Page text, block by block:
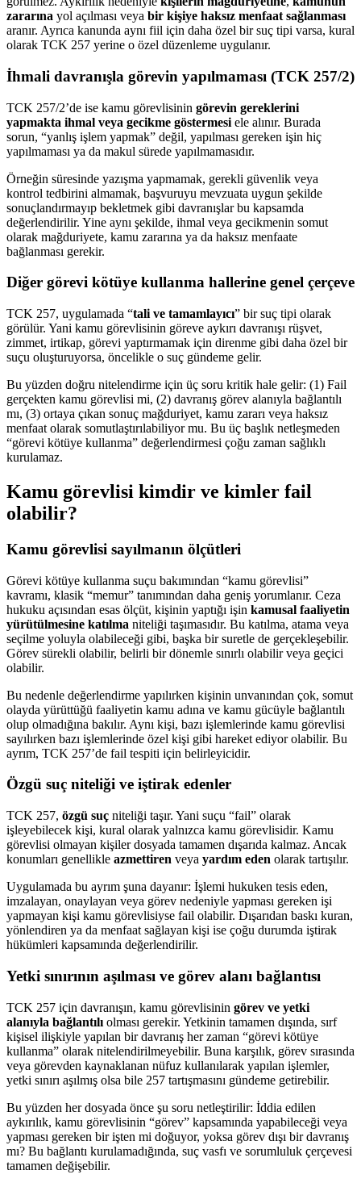
zararına yol açılması veya bir kişiye haksız menfaat sağlanması
aranır. Ayrıca kanunda aynı fiil için daha özel bir suç tipi varsa, kural
olarak TCK 257 yerine o özel düzenleme uygulanır.
İhmali davranışla görevin yapılmaması (TCK 257/2)
TCK 257/2’de ise kamu görevlisinin görevin gereklerini
yapmakta ihmal veya gecikme göstermesi ele alınır. Burada
sorun, “yanlış işlem yapmak” değil, yapılması gereken işin hiç
yapılmaması ya da makul sürede yapılmamasıdır.
Örneğin süresinde yazışma yapmamak, gerekli güvenlik veya
kontrol tedbirini almamak, başvuruyu mevzuata uygun şekilde
sonuçlandırmayıp bekletmek gibi davranışlar bu kapsamda
değerlendirilir. Yine aynı şekilde, ihmal veya gecikmenin somut
olarak mağduriyete, kamu zararına ya da haksız menfaate
bağlanması gerekir.
Diğer görevi kötüye kullanma hallerine genel çerçeve
TCK 257, uygulamada “tali ve tamamlayıcı” bir suç tipi olarak
görülür. Yani kamu görevlisinin göreve aykırı davranışı rüşvet,
zimmet, irtikap, görevi yaptırmamak için direnme gibi daha özel bir
suçu oluşturuyorsa, öncelikle o suç gündeme gelir.
Bu yüzden doğru nitelendirme için üç soru kritik hale gelir: (1) Fail
gerçekten kamu görevlisi mi, (2) davranış görev alanıyla bağlantılı
mı, (3) ortaya çıkan sonuç mağduriyet, kamu zararı veya haksız
menfaat olarak somutlaştırılabiliyor mu. Bu üç başlık netleşmeden
“görevi kötüye kullanma” değerlendirmesi çoğu zaman sağlıklı
kurulamaz.
Kamu görevlisi kimdir ve kimler fail
olabilir?
Kamu görevlisi sayılmanın ölçütleri
Görevi kötüye kullanma suçu bakımından “kamu görevlisi”
kavramı, klasik “memur” tanımından daha geniş yorumlanır. Ceza
hukuku açısından esas ölçüt, kişinin yaptığı işin kamusal faaliyetin
yürütülmesine katılma niteliği taşımasıdır. Bu katılma, atama veya
seçilme yoluyla olabileceği gibi, başka bir suretle de gerçekleşebilir.
Görev sürekli olabilir, belirli bir dönemle sınırlı olabilir veya geçici
olabilir.
Bu nedenle değerlendirme yapılırken kişinin unvanından çok, somut
olayda yürüttüğü faaliyetin kamu adına ve kamu gücüyle bağlantılı
olup olmadığına bakılır. Aynı kişi, bazı işlemlerinde kamu görevlisi
sayılırken bazı işlemlerinde özel kişi gibi hareket ediyor olabilir. Bu
ayrım, TCK 257’de fail tespiti için belirleyicidir.
Özgü suç niteliği ve iştirak edenler
TCK 257, özgü suç niteliği taşır. Yani suçu “fail” olarak
işleyebilecek kişi, kural olarak yalnızca kamu görevlisidir. Kamu
görevlisi olmayan kişiler dosyada tamamen dışarıda kalmaz. Ancak
konumları genellikle azmettiren veya yardım eden olarak tartışılır.
Uygulamada bu ayrım şuna dayanır: İşlemi hukuken tesis eden,
imzalayan, onaylayan veya görev nedeniyle yapması gereken işi
yapmayan kişi kamu görevlisiyse fail olabilir. Dışarıdan baskı kuran,
yönlendiren ya da menfaat sağlayan kişi ise çoğu durumda iştirak
hükümleri kapsamında değerlendirilir.
Yetki sınırının aşılması ve görev alanı bağlantısı
TCK 257 için davranışın, kamu görevlisinin görev ve yetki
alanıyla bağlantılı olması gerekir. Yetkinin tamamen dışında, sırf
kişisel ilişkiyle yapılan bir davranış her zaman “görevi kötüye
kullanma” olarak nitelendirilmeyebilir. Buna karşılık, görev sırasında
veya görevden kaynaklanan nüfuz kullanılarak yapılan işlemler,
yetki sınırı aşılmış olsa bile 257 tartışmasını gündeme getirebilir.
Bu yüzden her dosyada önce şu soru netleştirilir: İddia edilen
aykırılık, kamu görevlisinin “görev” kapsamında yapabileceği veya
yapması gereken bir işten mi doğuyor, yoksa görev dışı bir davranış
mı? Bu bağlantı kurulamadığında, suç vasfı ve sorumluluk çerçevesi
tamamen değişebilir.